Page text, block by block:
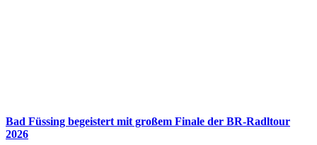
Bad Füssing begeistert mit großem Finale der BR-Radltour
2026